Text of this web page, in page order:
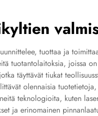
tuottaa ja
tuotantolaitoksia, joissa
täyttävät tiukat
olennaisia
teknologioita, kuten
ja erinomainen